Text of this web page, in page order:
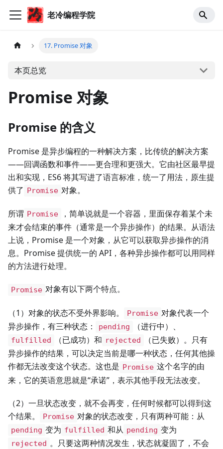
老冷编程学院
17. Promise 对象
本页总览
Promise 对象
Promise 的含义
Promise 是异步编程的一种解决方案，比传统的解决方案
——回调函数和事件——更合理和更强大。它由社区最早提
出和实现，ES6 将其写进了语言标准，统一了用法，原生提
供了 Promise 对象。
所谓 Promise
，简单说就是一个容器，里面保存着某个未
来才会结束的事件（通常是一个异步操作）的结果。从语法
上说，Promise 是一个对象，从它可以获取异步操作的消
息。Promise 提供统一的 API，各种异步操作都可以用同样
的方法进行处理。
Promise 对象有以下两个特点。
（1）对象的状态不受外界影响。 Promise 对象代表一个
异步操作，有三种状态：
pending （进行中）、
fulfilled （已成功）和 rejected
（已失败）。只有
异步操作的结果，可以决定当前是哪一种状态，任何其他操
作都无法改变这个状态。这也是 Promise 这个名字的由
来，它的英语意思就是“承诺”，表示其他手段无法改变。
（2）一旦状态改变，就不会再变，任何时候都可以得到这
个结果。
Promise 对象的状态改变，只有两种可能：从
pending 变为 fulfilled 和从 pending 变为
rejected 。只要这两种情况发生，状态就凝固了，不会